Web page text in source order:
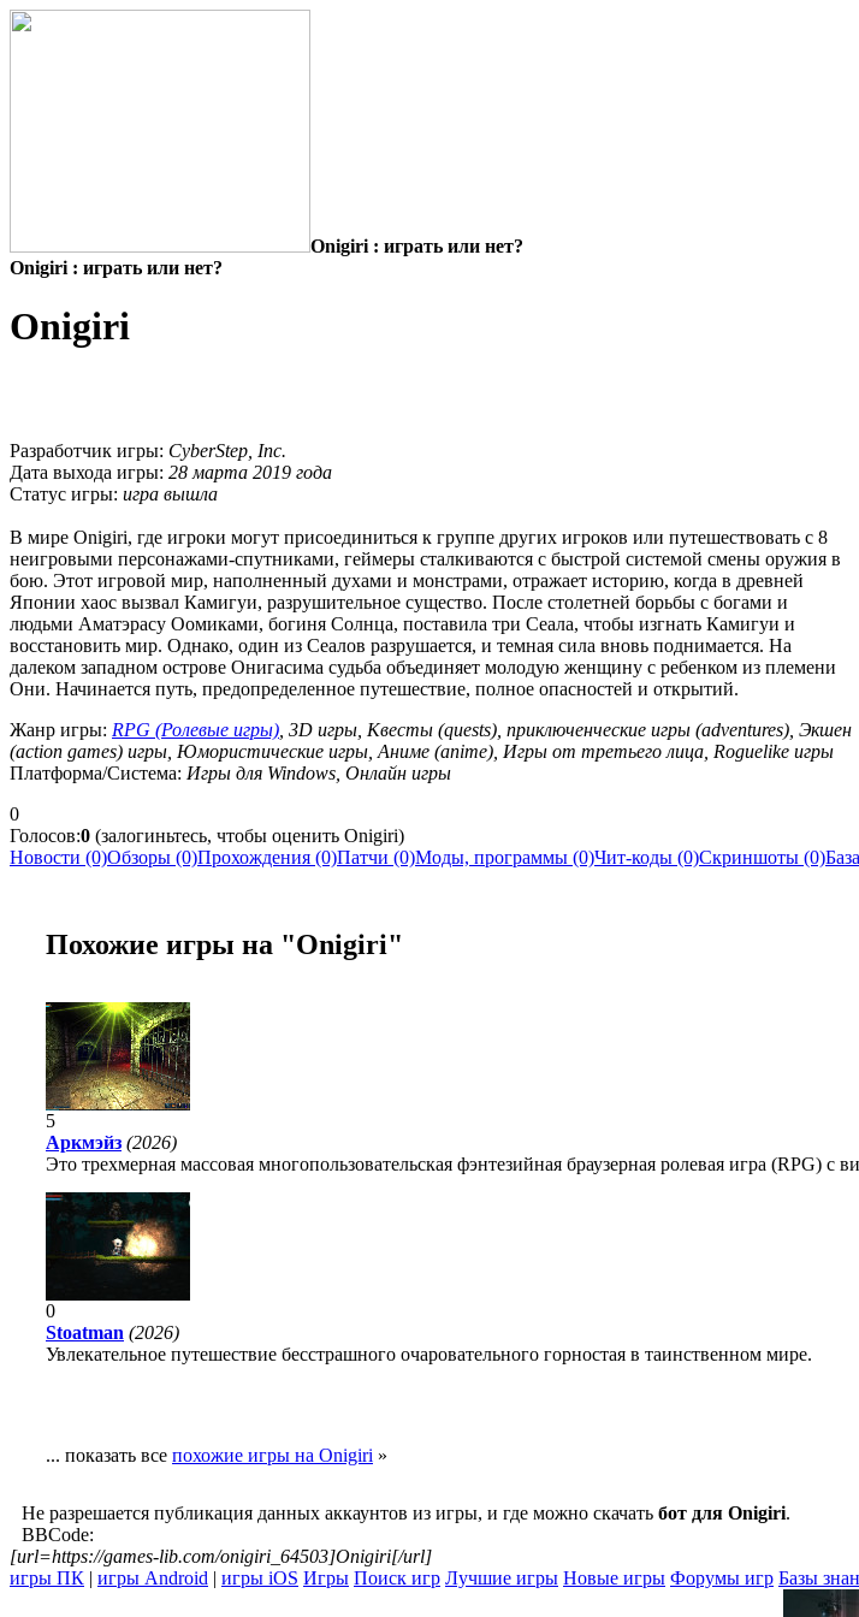
Onigiri : играть или нет?
Onigiri : играть или нет?
Onigiri
Разработчик игры: CyberStep, Inc.
Дата выхода игры: 28 марта 2019 года
Статус игры: игра вышла
В мире Onigiri, где игроки могут присоединиться к группе других игроков или путешествовать с 8
неигровыми персонажами-спутниками, геймеры сталкиваются с быстрой системой смены оружия в
бою. Этот игровой мир, наполненный духами и монстрами, отражает историю, когда в древней
Японии хаос вызвал Камигуи, разрушительное существо. После столетней борьбы с богами и
людьми Аматэрасу Оомиками, богиня Солнца, поставила три Сеала, чтобы изгнать Камигуи и
восстановить мир. Однако, один из Сеалов разрушается, и темная сила вновь поднимается. На
далеком западном острове Онигасима судьба объединяет молодую женщину с ребенком из племени
Они. Начинается путь, предопределенное путешествие, полное опасностей и открытий.
Жанр игры: RPG (Ролевые игры) , 3D игры, Квесты (quests), приключенческие игры (adventures), Экшен
(action games) игры, Юмористические игры, Аниме (anime), Игры от третьего лица, Roguelike игры
Платформа/Система: Игры для Windows, Онлайн игры
0
Голосов:0 (залогиньтесь, чтобы оценить Onigiri)
Новости (0)Обзоры (0)Прохождения (0)Патчи (0)Моды, программы (0)Чит-коды (0)Скриншоты (0)
Похожие игры на "Onigiri"
5
Аркмэйз (2026)
Это трехмерная массовая многопользовательская фэнтезийная браузерная ролевая игра (RPG) с
0
Stoatman (2026)
Увлекательное путешествие бесстрашного очаровательного горностая в таинственном мире.
... показать все похожие игры на Onigiri »
Не разрешается публикация данных аккаунтов из игры, и где можно скачать бот для Onigiri.
BBCode:
[url=https://games-lib.com/onigiri_64503]Onigiri[/url]
игры ПК | игры Android | игры iOS Игры Поиск игр Лучшие игры Новые игры Форумы игр Базы